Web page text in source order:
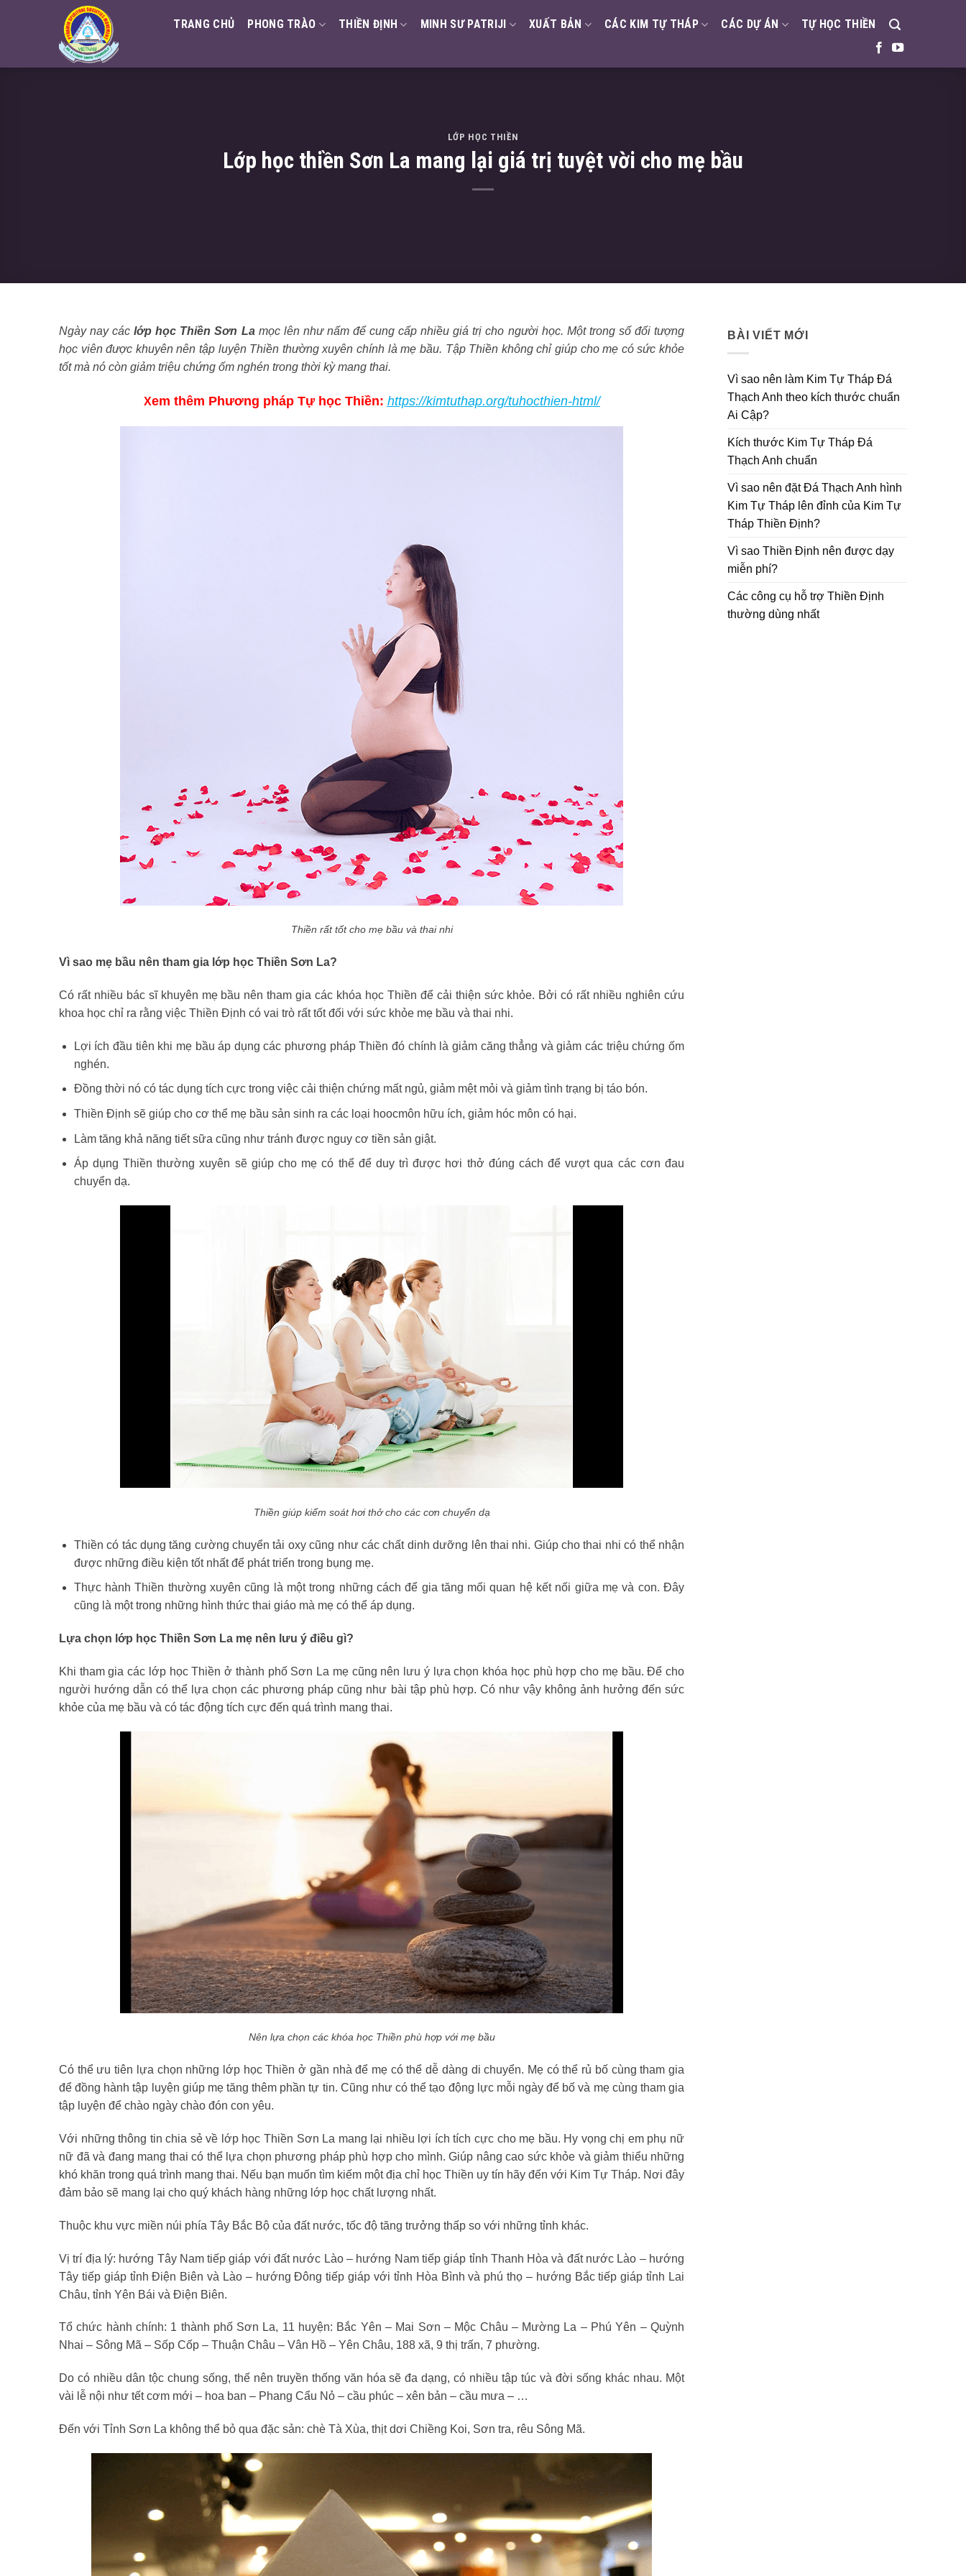
TRANG CHỦ PHONG TRÀO THIỀN ĐỊNH MINH SƯ PATRIJI XUẤT BẢN CÁC KIM TỰ THÁP CÁC DỰ ÁN TỰ HỌC THIỀN
LỚP HỌC THIỀN
Lớp học thiền Sơn La mang lại giá trị tuyệt vời cho mẹ bầu
Ngày nay cáclớp học Thiền Sơn La mọc lên như nấm để cung cấp nhiều giá trị cho người học. Một trong số đối tượng
học viên được khuyên nên tập luyện Thiền thường xuyên chính là mẹ bầu. Tập Thiền không chỉ giúp cho mẹ có sức khỏe
tốt mà nó còn giảm triệu chứng ốm nghén trong thời kỳ mang thai.
Xem thêm Phương pháp Tự học Thiền: https://kimtuthap.org/tuhocthien-html/
Thiền rất tốt cho mẹ bầu và thai nhi
Vì sao mẹ bầu nên tham gia lớp học Thiền Sơn La?
Có rất nhiều bác sĩ khuyên mẹ bầu nên tham gia các khóa học Thiền để cải thiện sức khỏe. Bởi có rất nhiều nghiên cứu
khoa học chỉ ra rằng việc Thiền Định có vai trò rất tốt đối với sức khỏe mẹ bầu và thai nhi.
Lợi ích đầu tiên khi mẹ bầu áp dụng các phương pháp Thiền đó chính là giảm căng thẳng và giảm các triệu chứng ốm
nghén.
Đồng thời nó có tác dụng tích cực trong việc cải thiện chứng mất ngủ, giảm mệt mỏi và giảm tình trạng bị táo bón.
Thiền Định sẽ giúp cho cơ thể mẹ bầu sản sinh ra các loại hoocmôn hữu ích, giảm hóc môn có hại.
Làm tăng khả năng tiết sữa cũng như tránh được nguy cơ tiền sản giật.
Áp dụng Thiền thường xuyên sẽ giúp cho mẹ có thể để duy trì được hơi thở đúng cách để vượt qua các cơn đau
chuyển dạ.
Thiền giúp kiểm soát hơi thở cho các cơn chuyển dạ
Thiền có tác dụng tăng cường chuyển tải oxy cũng như các chất dinh dưỡng lên thai nhi. Giúp cho thai nhi có thể nhận
được những điều kiện tốt nhất để phát triển trong bụng mẹ.
Thực hành Thiền thường xuyên cũng là một trong những cách để gia tăng mối quan hệ kết nối giữa mẹ và con. Đây
cũng là một trong những hình thức thai giáo mà mẹ có thể áp dụng.
Lựa chọn lớp học Thiền Sơn La mẹ nên lưu ý điều gì?
Khi tham gia các lớp học Thiền ở thành phố Sơn La mẹ cũng nên lưu ý lựa chọn khóa học phù hợp cho mẹ bầu. Để cho
người hướng dẫn có thể lựa chọn các phương pháp cũng như bài tập phù hợp. Có như vậy không ảnh hưởng đến sức
khỏe của mẹ bầu và có tác động tích cực đến quá trình mang thai.
Nên lựa chọn các khóa học Thiền phù hợp với mẹ bầu
Có thể ưu tiên lựa chọn những lớp học Thiền ở gần nhà để mẹ có thể dễ dàng di chuyển. Mẹ có thể rủ bố cùng tham gia
để đồng hành tập luyện giúp mẹ tăng thêm phần tự tin. Cũng như có thể tạo động lực mỗi ngày để bố và mẹ cùng tham gia
tập luyện để chào ngày chào đón con yêu.
Với những thông tin chia sẻ về lớp học Thiền Sơn La mang lại nhiều lợi ích tích cực cho mẹ bầu. Hy vọng chị em phụ nữ
nữ đã và đang mang thai có thể lựa chọn phương pháp phù hợp cho mình. Giúp nâng cao sức khỏe và giảm thiểu những
khó khăn trong quá trình mang thai. Nếu bạn muốn tìm kiếm một địa chỉ học Thiền uy tín hãy đến với Kim Tự Tháp. Nơi đây
đảm bảo sẽ mang lại cho quý khách hàng những lớp học chất lượng nhất.
Thuộc khu vực miền núi phía Tây Bắc Bộ của đất nước, tốc độ tăng trưởng thấp so với những tỉnh khác.
Vị trí địa lý: hướng Tây Nam tiếp giáp với đất nước Lào – hướng Nam tiếp giáp tỉnh Thanh Hòa và đất nước Lào – hướng
Tây tiếp giáp tỉnh Điện Biên và Lào – hướng Đông tiếp giáp với tỉnh Hòa Bình và phú thọ – hướng Bắc tiếp giáp tỉnh Lai
Châu, tỉnh Yên Bái và Điện Biên.
Tổ chức hành chính: 1 thành phố Sơn La, 11 huyện: Bắc Yên – Mai Sơn – Mộc Châu – Mường La – Phú Yên – Quỳnh
Nhai – Sông Mã – Sốp Cốp – Thuận Châu – Vân Hồ – Yên Châu, 188 xã, 9 thị trấn, 7 phường.
Do có nhiều dân tộc chung sống, thế nên truyền thống văn hóa sẽ đa dạng, có nhiều tập túc và đời sống khác nhau. Một
vài lễ nội như tết cơm mới – hoa ban – Phang Cẩu Nỏ – cầu phúc – xên bản – cầu mưa – …
Đến với Tỉnh Sơn La không thể bỏ qua đặc sản: chè Tà Xùa, thịt dơi Chiềng Koi, Sơn tra, rêu Sông Mã.
BÀI VIẾT MỚI
Vì sao nên làm Kim Tự Tháp Đá
Thạch Anh theo kích thước chuẩn
Ai Cập?
Kích thước Kim Tự Tháp Đá
Thạch Anh chuẩn
Vì sao nên đặt Đá Thạch Anh hình
Kim Tự Tháp lên đỉnh của Kim Tự
Tháp Thiền Định?
Vì sao Thiền Định nên được dạy
miễn phí?
Các công cụ hỗ trợ Thiền Định
thường dùng nhất